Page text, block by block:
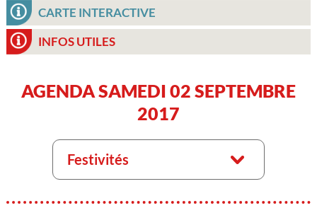
CARTE INTERACTIVE
INFOS UTILES
AGENDA SAMEDI 02 SEPTEMBRE
2017
Festivités